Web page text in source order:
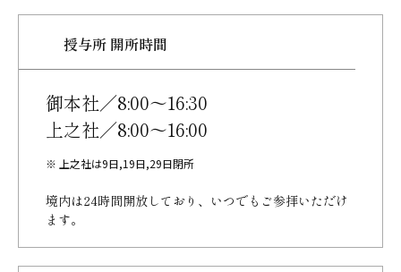
授与所 開所時間
御本社／8:00～16:30
上之社／8:00～16:00
※ 上之社は9日,19日,29日閉所
境内は24時間開放しており、 いつでもご参拝いただけ
ます。